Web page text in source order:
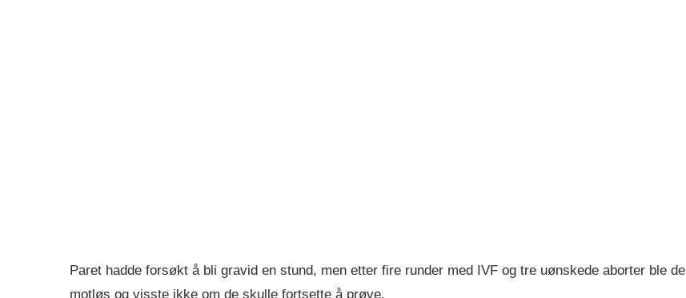
Paret hadde forsøkt å bli gravid en stund, men etter fire runder med IVF og tre uønskede aborter ble de
motløs og visste ikke om de skulle fortsette å prøve.